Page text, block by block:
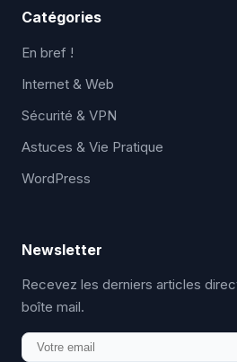
Catégories
En bref !
Internet & Web
Sécurité & VPN
Astuces & Vie Pratique
WordPress
Newsletter
Recevez les derniers articles
boîte mail.